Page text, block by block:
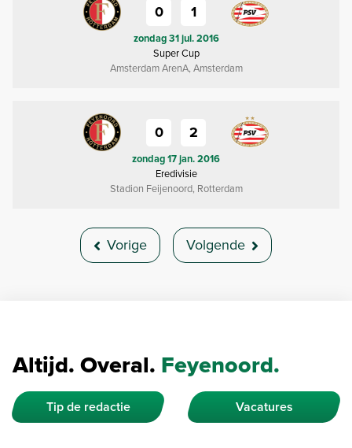
0 1
zondag 31 jul. 2016
Super Cup
Amsterdam ArenA, Amsterdam
0 2
zondag 17 jan. 2016
Eredivisie
Stadion Feijenoord, Rotterdam
Vorige Volgende
Altijd. Overal. Feyenoord.
Tip de redactie Vacatures